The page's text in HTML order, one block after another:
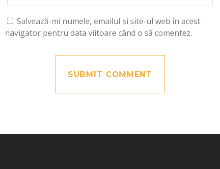
Salvează-mi numele, emailul și site-ul web în acest
navigator pentru data viitoare când o să comentez.